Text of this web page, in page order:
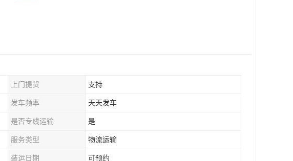
上门提货 支持
发车频率 天天发车
是否专线运输 是
服务类型 物流运输
装运日期 可预约